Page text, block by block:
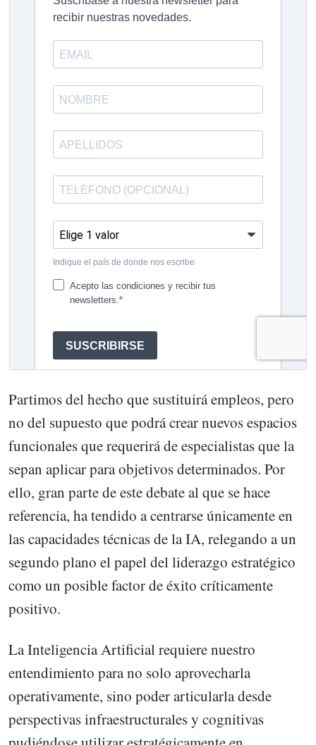
Partimos del hecho que sustituirá empleos, pero
no del supuesto que podrá crear nuevos espacios
funcionales que requerirá de especialistas que la
sepan aplicar para objetivos determinados. Por
ello, gran parte de este debate al que se hace
referencia, ha tendido a centrarse únicamente en
las capacidades técnicas de la IA, relegando a un
segundo plano el papel del liderazgo estratégico
como un posible factor de éxito críticamente
positivo.
La Inteligencia Artificial requiere nuestro
entendimiento para no solo aprovecharla
operativamente, sino poder articularla desde
perspectivas infraestructurales y cognitivas